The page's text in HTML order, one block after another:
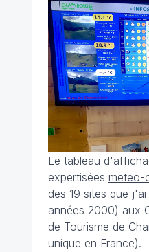
Le tableau
expertisées meteo-
des 19 sites que
années 2000) aux
de Tourisme de
unique en France).